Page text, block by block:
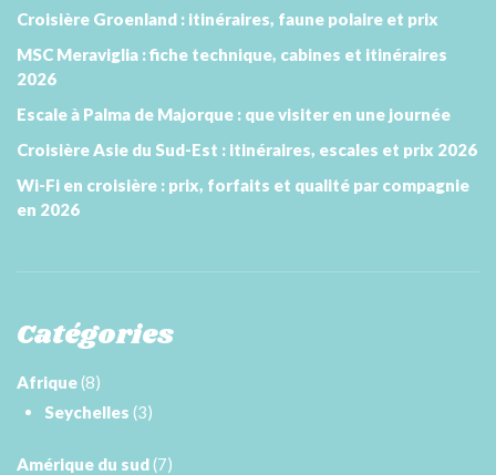
Croisière Groenland : itinéraires, faune polaire et prix
MSC Meraviglia : fiche technique, cabines et itinéraires
2026
Escale à Palma de Majorque : que visiter en une journée
Croisière Asie du Sud-Est : itinéraires, escales et prix 2026
Wi-Fi en croisière : prix, forfaits et qualité par compagnie
en 2026
Catégories
Afrique(8)
Seychelles (3)
Amérique du sud(7)